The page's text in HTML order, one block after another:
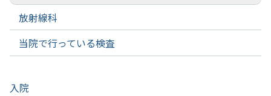
放射線科
当院で行っている検査
入院